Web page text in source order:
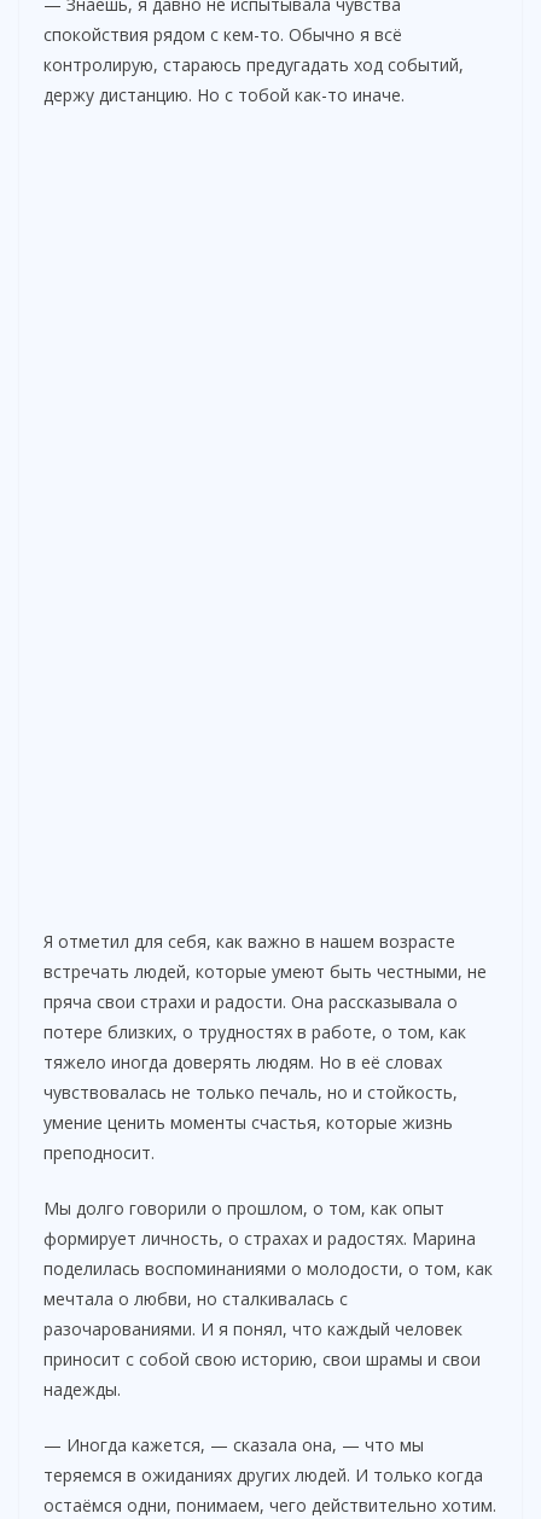
спокойствия рядом с кем-то. Обычно я всё
контролирую, стараюсь предугадать ход событий,
держу дистанцию. Но с тобой как-то иначе.
Я отметил для себя, как важно в нашем возрасте
встречать людей, которые умеют быть честными, не
пряча свои страхи и радости. Она рассказывала о
потере близких, о трудностях в работе, о том, как
тяжело иногда доверять людям. Но в её словах
чувствовалась не только печаль, но и стойкость,
умение ценить моменты счастья, которые жизнь
преподносит.
Мы долго говорили о прошлом, о том, как опыт
формирует личность, о страхах и радостях. Марина
поделилась воспоминаниями о молодости, о том, как
мечтала о любви, но сталкивалась с
разочарованиями. И я понял, что каждый человек
приносит с собой свою историю, свои шрамы и свои
надежды.
— Иногда кажется, — сказала она, — что мы
теряемся в ожиданиях других людей. И только когда
остаёмся одни, понимаем, чего действительно хотим.